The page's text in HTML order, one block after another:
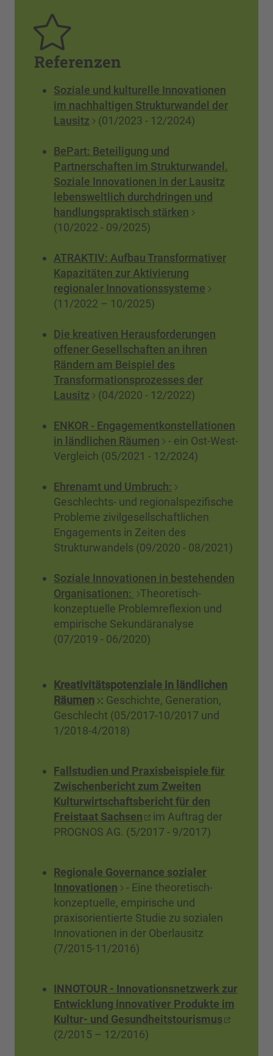
Referenzen
Soziale und kulturelle Innovationen
im nachhaltigen Strukturwandel der
Lausitz
(01/2023 - 12/2024)
BePart: Beteiligung und
Partnerschaften im Strukturwandel.
Soziale Innovationen in der Lausitz
lebensweltlich durchdringen und
handlungspraktisch stärken
(10/2022 - 09/2025)
ATRAKTIV: Aufbau Transformativer
Kapazitäten zur Aktivierung
regionaler Innovationssysteme
(11/2022 – 10/2025)
Die kreativen Herausforderungen
offener Gesellschaften an ihren
Rändern am Beispiel des
Transformationsprozesses der
Lausitz
(04/2020 - 12/2022)
ENKOR - Engagementkonstellationen
in ländlichen Räumen
- ein Ost-West-
Vergleich (05/2021 - 12/2024)
Ehrenamt und Umbruch:
Geschlechts- und regionalspezifische
Probleme zivilgesellschaftlichen
Engagements in Zeiten des
Strukturwandels (09/2020 - 08/2021)
Soziale Innovationen in bestehenden
Organisationen:
Theoretisch-
konzeptuelle Problemreflexion und
empirische Sekundäranalyse
(07/2019 - 06/2020)
Kreativitätspotenziale in ländlichen
Räumen : Geschichte, Generation,
Geschlecht (05/2017-10/2017 und
1/2018-4/2018)
Fallstudien und Praxisbeispiele für
Zwischenbericht zum Zweiten
Kulturwirtschaftsbericht für den
Freistaat Sachsen
im Auftrag der
PROGNOS AG. (5/2017 - 9/2017)
Regionale Governance sozialer
Innovationen
- Eine theoretisch-
konzeptuelle, empirische und
praxisorientierte Studie zu sozialen
Innovationen in der Oberlausitz
(7/2015-11/2016)
INNOTOUR - Innovationsnetzwerk zur
Entwicklung innovativer Produkte im
Kultur- und Gesundheitstourismus
(2/2015 – 12/2016)